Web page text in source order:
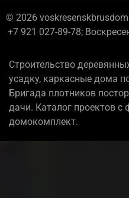
© 2026
+7 921 027-89-78;
Строительство
усадку, каркасные дома
Бригада плотников
дачи. Каталог проектов с
домокомплект.